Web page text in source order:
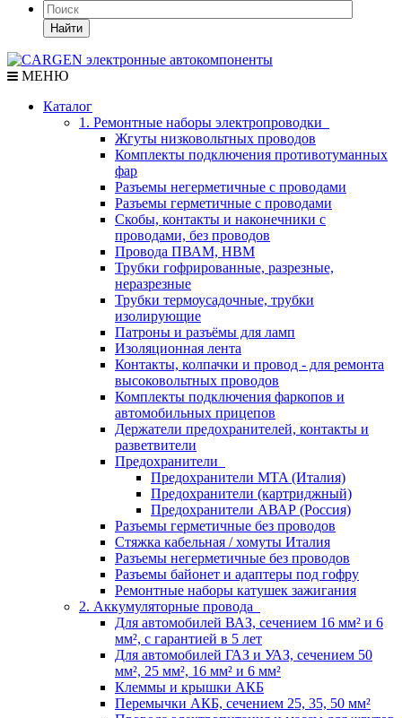
Найти
МЕНЮ
Каталог
1. Ремонтные наборы электропроводки
Жгуты низковольтных проводов
Комплекты подключения противотуманных
фар
Разъемы негерметичные с проводами
Разъемы герметичные с проводами
Скобы, контакты и наконечники с
проводами, без проводов
Провода ПВАМ, НВМ
Трубки гофрированные, разрезные,
неразрезные
Трубки термоусадочные, трубки
изолирующие
Патроны и разъёмы для ламп
Изоляционная лента
Контакты, колпачки и провод - для ремонта
высоковольтных проводов
Комплекты подключения фаркопов и
автомобильных прицепов
Держатели предохранителей, контакты и
разветвители
Предохранители
Предохранители MTA (Италия)
Предохранители (картриджный)
Предохранители АВАР (Россия)
Разъемы герметичные без проводов
Стяжка кабельная / хомуты Италия
Разъемы негерметичные без проводов
Разъемы байонет и адаптеры под гофру
Ремонтные наборы катушек зажигания
2. Аккумуляторные провода
Для автомобилей ВАЗ, сечением 16 мм² и 6
мм², с гарантией в 5 лет
Для автомобилей ГАЗ и УАЗ, сечением 50
мм², 25 мм², 16 мм² и 6 мм²
Клеммы и крышки АКБ
Перемычки АКБ, сечением 25, 35, 50 мм²